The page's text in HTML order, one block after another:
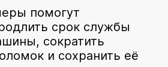
помогут
срок службы
сократить
и сохранить её